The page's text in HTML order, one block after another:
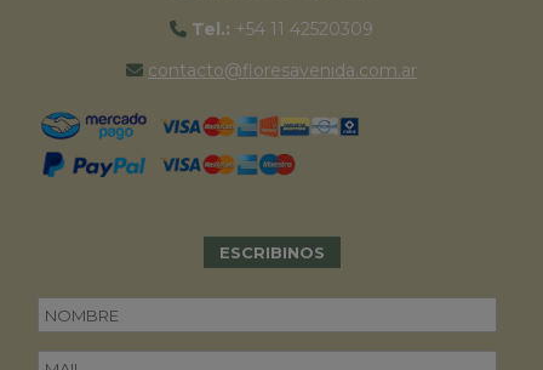
Tel.: +54 11 42520309
contacto@floresavenida.com.ar
ESCRIBINOS